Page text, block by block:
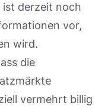
ist derzeit noch
vor,
wird.
die
vermehrt billig